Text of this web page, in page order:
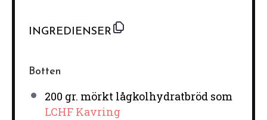
INGREDIENSER
Botten
200 gr. mörkt lågkolhydratbröd som
LCHF Kavring